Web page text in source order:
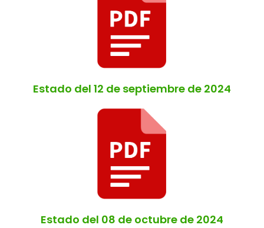
Estado del 12 de septiembre de 2024
Estado del 08 de octubre de 2024